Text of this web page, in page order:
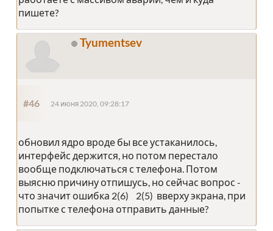
пишете?
Tyumentsev
#46 24 июня 2020, 09:28:17
обновил ядро вроде бы все устаканилось,
интерфейс держится, но потом перестало
вообще подключаться с телефона. Потом
выясню причину отпишусь, но сейчас вопрос -
что значит ошибка 2(6) 2(5) вверху экрана, при
попытке с телефона отправить данные?